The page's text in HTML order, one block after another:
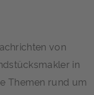
von
in
Themen rund um